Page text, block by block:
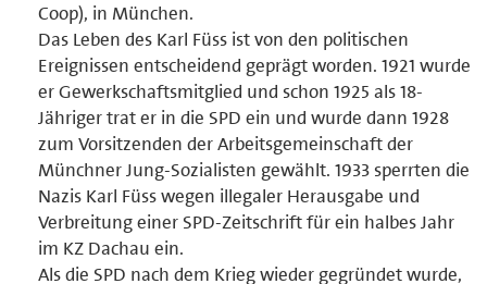
Coop), in München.
Das Leben des Karl Füss ist von den politischen
Ereignissen entscheidend geprägt worden. 1921 wurde
er Gewerkschaftsmitglied und schon 1925 als 18-
Jähriger trat er in die SPD ein und wurde dann 1928
zum Vorsitzenden der Arbeitsgemeinschaft der
Münchner Jung-Sozialisten gewählt. 1933 sperrten die
Nazis Karl Füss wegen illegaler Herausgabe und
Verbreitung einer SPD-Zeitschrift für ein halbes Jahr
im KZ Dachau ein.
Als die SPD nach dem Krieg wieder gegründet wurde,